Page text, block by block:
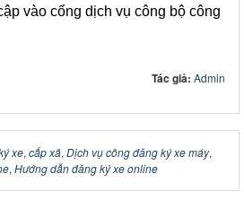
vào cổng dịch vụ công bộ công
Tác giả: Admin
xe, cấp xã, Dịch vụ công đăng ký xe máy,
, Hướng dẫn đăng ký xe online